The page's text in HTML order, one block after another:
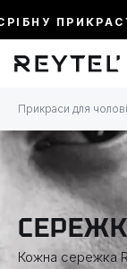
Прикраси для
Кожна сережка
ФІЛЬТР
МЕТАЛ
ВИД ПРИКРАСИ
КОЛЕКЦІЇ